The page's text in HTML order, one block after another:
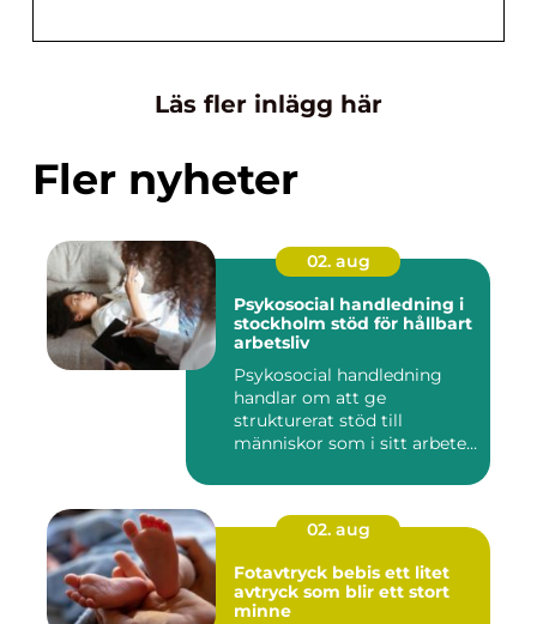
Läs fler inlägg här
Fler nyheter
02. aug
Psykosocial handledning i
stockholm stöd för hållbart
arbetsliv
Psykosocial handledning
handlar om att ge
strukturerat stöd till
människor som i sitt arbete
02. aug
Fotavtryck bebis ett litet
avtryck som blir ett stort
minne